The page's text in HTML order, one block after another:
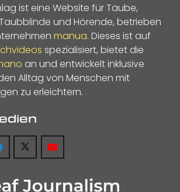
ist eine Website für Taube,
und Hörende, betrieben
manua. Dieses ist auf
spezialisiert, bietet die
an und entwickelt inklusive
Alltag von Menschen mit
zu erleichtern.